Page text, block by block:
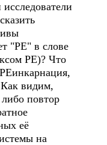
"РЕ" в слове
РЕ)? Что
видим,
повтор
её
на